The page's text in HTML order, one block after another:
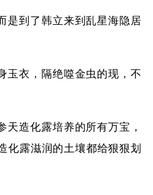
是到了韩立来到乱星海隐居
玉衣，隔绝噬金虫的现，不
天造化露培养的所有万宝，
化露滋润的土壤都给狠狠划